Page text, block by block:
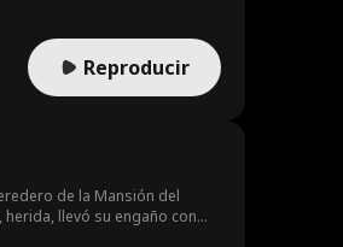
Reproducir
de la Mansión del
llevó su engaño con